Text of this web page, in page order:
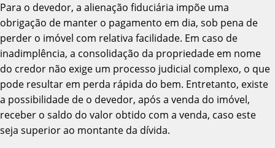
Para o devedor, a alienação fiduciária impõe uma
obrigação de manter o pagamento em dia, sob pena de
perder o imóvel com relativa facilidade. Em caso de
inadimplência, a consolidação da propriedade em nome
do credor não exige um processo judicial complexo, o que
pode resultar em perda rápida do bem. Entretanto, existe
a possibilidade de o devedor, após a venda do imóvel,
receber o saldo do valor obtido com a venda, caso este
seja superior ao montante da dívida.